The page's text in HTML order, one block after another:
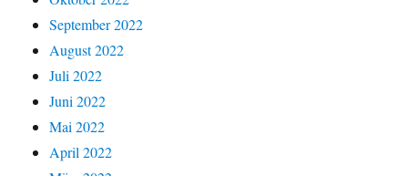
September 2022
August 2022
Juli 2022
Juni 2022
Mai 2022
April 2022